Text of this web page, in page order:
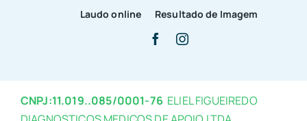
Laudo online Resultado de Imagem
CNPJ:11.019..085/0001-76 ELIEL FIGUEIREDO